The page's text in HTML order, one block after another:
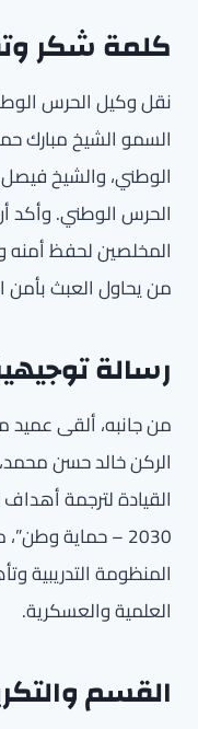
كلمة شكر
نقل وكيل الحرس
السمو الشيخ مبارك
الوطني، والشيخ
الحرس الوطني. وأكد
المخلصين لحفظ أمنه
من يحاول العبث بأمن
رسالة
من جانبه، ألقى
الركن خالد حسن
القيادة لترجمة
2030 – حماية
المنظومة التدريبية
العلمية والعسكرية.
القسم